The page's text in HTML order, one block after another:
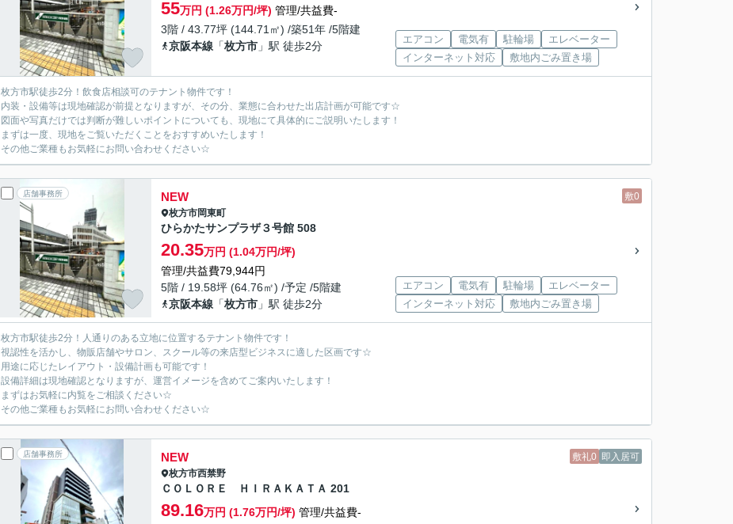
55万円 (1.26万円/坪) 管理/共益費-
3階 / 43.77坪 (144.71㎡) /築51年 /5階建
京阪本線 「枚方市 」駅 徒歩2分
エアコン 電気有 駐輪場
エレベーター
インターネット対応
敷地内ごみ置き場
枚方市駅徒歩2分！飲食店相談可のテナント物件です！
内装・設備等は現地確認が前提となりますが、その分、業態に合わせた出店計画が可能です☆
図面や写真だけでは判断が難しいポイントについても、現地にて具体的にご説明いたします！
まずは一度、現地をご覧いただくことをおすすめいたします！
その他ご業種もお気軽にお問い合わせください☆
店舗事務所 敷0
NEW
枚方市岡東町
ひらかたサンプラザ３号館 508
20.35万円 (1.04万円/坪)
管理/共益費79,944円
5階 / 19.58坪 (64.76㎡) /予定 /5階建
京阪本線 「枚方市 」駅 徒歩2分
エアコン 電気有 駐輪場
エレベーター
インターネット対応
敷地内ごみ置き場
枚方市駅徒歩2分！人通りのある立地に位置するテナント物件です！
視認性を活かし、物販店舗やサロン、スクール等の来店型ビジネスに適した区画です☆
用途に応じたレイアウト・設備計画も可能です！
設備詳細は現地確認となりますが、運営イメージを含めてご案内いたします！
まずはお気軽に内覧をご相談ください☆
その他ご業種もお気軽にお問い合わせください☆
店舗事務所 敷礼0 即入居可
NEW
枚方市西禁野
ＣＯＬＯＲＥ ＨＩＲＡＫＡＴＡ 201
89.16万円 (1.76万円/坪) 管理/共益費-